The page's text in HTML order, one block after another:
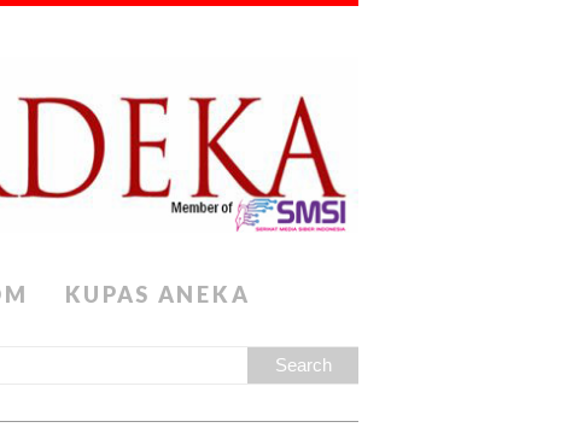
KUPAS ANEKA